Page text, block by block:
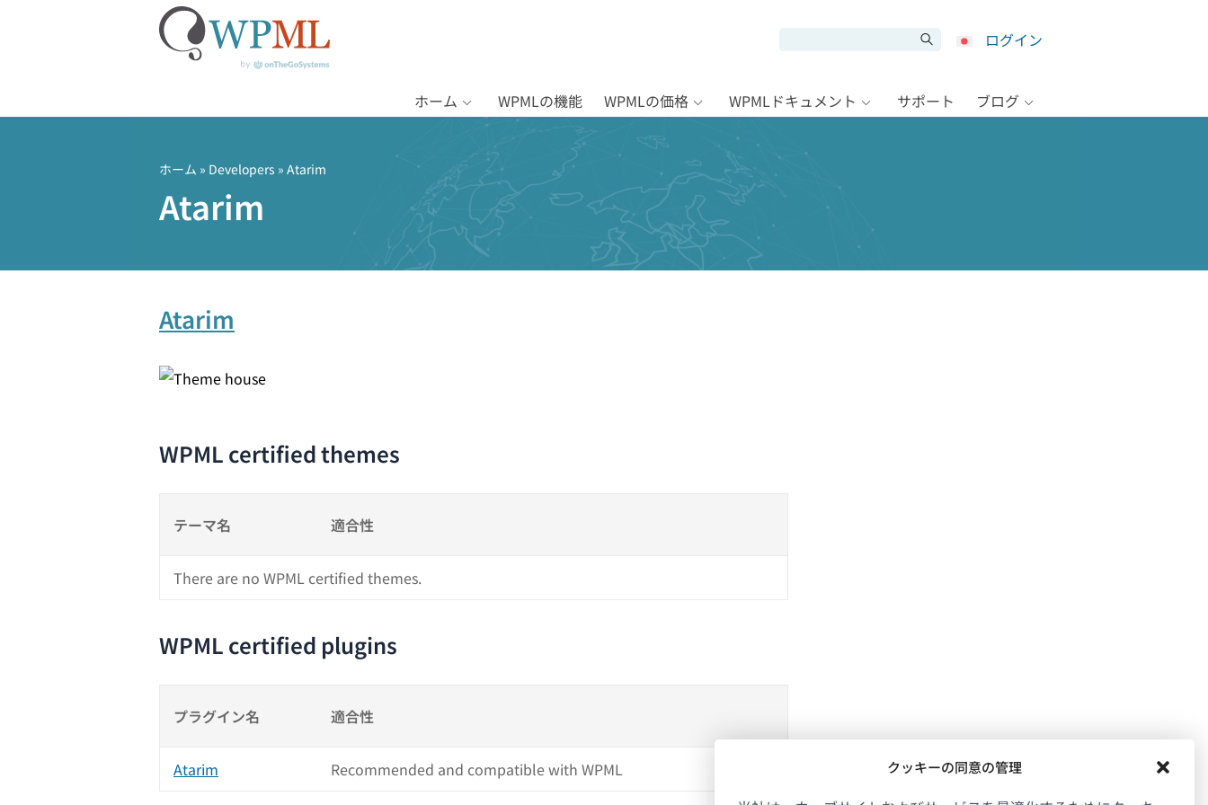
クッキーの同意の管理
キ
ログイン
ホーム WPMLの機能 WPMLの価格 WPMLドキュメント サポート ブログ
ホーム » Developers » Atarim
Atarim
Atarim
WPML certified themes
テーマ名 適合性
There are no WPML certified themes.
WPML certified plugins
プラグイン名 適合性
Atarim Recommended and compatible with WPML